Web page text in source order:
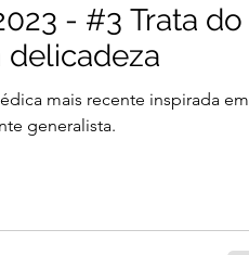
- #3 Trata do
mais recente inspirada em
generalista.